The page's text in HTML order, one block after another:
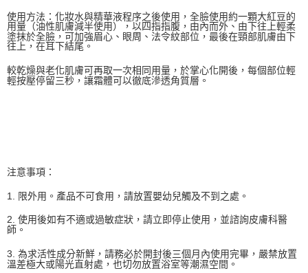
使用方法：化妝水與精華液程序之後使用，全臉使用約一顆大紅豆的
用量（油性肌膚減半使用），以四指指腹，由內而外、由下往上輕柔
塗抹於全臉，可加強眉心、眼周、法令紋部位，最後在頸部肌膚由下
往上，在耳下結尾。
較乾燥與老化肌膚可再取一次相同用量，於掌心化開後，每個部位輕
輕按壓停留三秒，讓霜體可以徹底滲透角質層。
注意事項：
1. 限外用。產品不可食用，請放置嬰幼兒觸及不到之處。
2. 使用後如有不適或過敏症狀，請立即停止使用，並諮詢皮膚科醫
師。
3. 為求活性成分新鮮，請務必於開封後三個月內使用完畢，嚴禁放置
溫差極大或陽光直射處，也切勿放置浴室等潮濕空間。